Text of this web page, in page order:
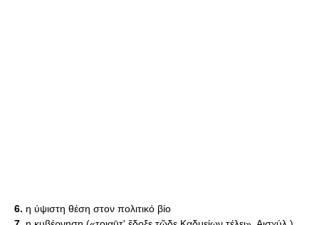
6. η ύψιστη θέση στον πολιτικό βίο